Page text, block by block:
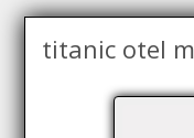
titanic otel